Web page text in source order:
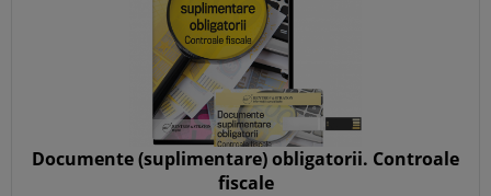
Documente (suplimentare) obligatorii. Controale
fiscale